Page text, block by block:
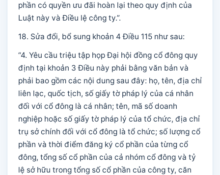
phần có quyền ưu đãi hoàn lại theo quy định của
Luật này và Điều lệ công ty.”.
18. Sửa đổi, bổ sung khoản 4 Điều 115 như sau:
“4. Yêu cầu triệu tập họp Đại hội đồng cổ đông quy
định tại khoản 3 Điều này phải bằng văn bản và
phải bao gồm các nội dung sau đây: họ, tên, địa chỉ
liên lạc, quốc tịch, số giấy tờ pháp lý của cá nhân
đối với cổ đông là cá nhân; tên, mã số doanh
nghiệp hoặc số giấy tờ pháp lý của tổ chức, địa chỉ
trụ sở chính đối với cổ đông là tổ chức; số lượng cổ
phần và thời điểm đăng ký cổ phần của từng cổ
đông, tổng số cổ phần của cả nhóm cổ đông và tỷ
lệ sở hữu trong tổng số cổ phần của công ty, căn